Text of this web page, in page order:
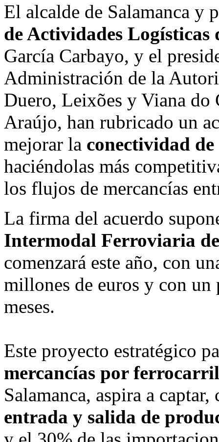
El alcalde de Salamanca y
de Actividades Logísticas
García Carbayo, y el
Administración de la
Duero, Leixões y Viana do
Araújo, han rubricado un
mejorar la conectividad
haciéndolas más
los flujos de mercancías
La firma del acuerdo
Intermodal Ferroviaria
comenzará este año, con
millones de euros y con
meses.
Este proyecto estratégico
mercancías por ferrocarril
Salamanca, aspira a captar,
entrada y salida de